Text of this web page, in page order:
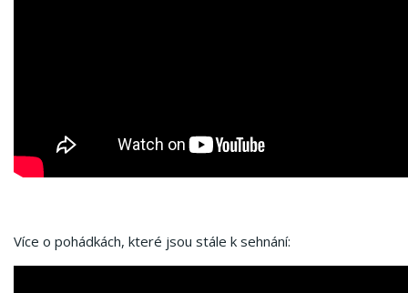
Více o pohádkách, které jsou stále k sehnání: